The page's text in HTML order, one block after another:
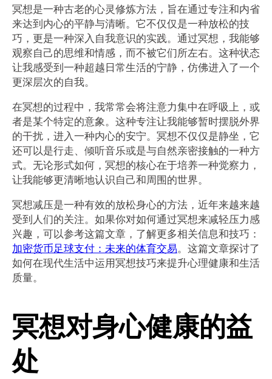
冥想是一种古老的心灵修炼方法，旨在通过专注和内省
来达到内心的平静与清晰。它不仅仅是一种放松的技
巧，更是一种深入自我意识的实践。通过冥想，我能够
观察自己的思维和情感，而不被它们所左右。这种状态
让我感受到一种超越日常生活的宁静，仿佛进入了一个
更深层次的自我。
在冥想的过程中，我常常会将注意力集中在呼吸上，或
者是某个特定的意象。这种专注让我能够暂时摆脱外界
的干扰，进入一种内心的安宁。冥想不仅仅是静坐，它
还可以是行走、倾听音乐或是与自然亲密接触的一种方
式。无论形式如何，冥想的核心在于培养一种觉察力，
让我能够更清晰地认识自己和周围的世界。
冥想减压是一种有效的放松身心的方法，近年来越来越
受到人们的关注。如果你对如何通过冥想来减轻压力感
兴趣，可以参考这篇文章，了解更多相关信息和技巧：
加密货币足球支付：未来的体育交易。这篇文章探讨了
如何在现代生活中运用冥想技巧来提升心理健康和生活
质量。
冥想对身心健康的益
处